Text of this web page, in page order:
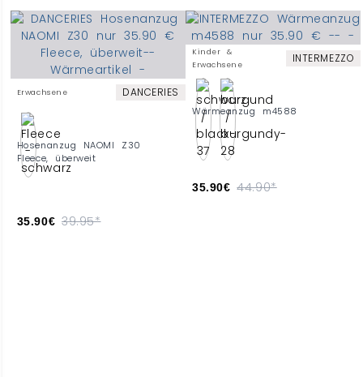
Erwachsene DANCERIES
Hosenanzug NAOMI Z30
Fleece, überweit
35.90€ 39.95*
Kinder &
Erwachsene
INTERMEZZO
Wärmeanzug m4588
35.90€ 44.90*